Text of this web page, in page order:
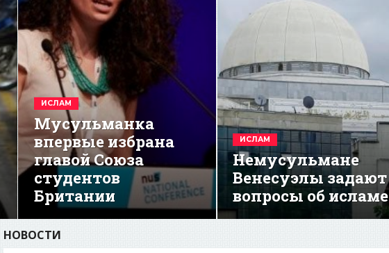
ИСЛАМ
Мусульманка
впервые избрана
главой Союза
студентов
Британии
ИСЛАМ
Немусульмане
Венесуэлы задают
вопросы об исламе
НОВОСТИ